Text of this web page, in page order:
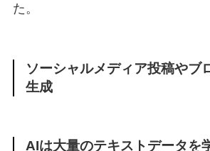
た。
ソーシャルメディア投稿やブ
生成
AIは大量のテキストデータを